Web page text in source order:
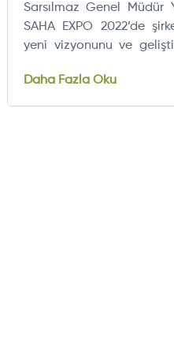
Sarsılmaz Genel Müdür
SAHA EXPO 2022’de
yeni vizyonunu ve
sistemi ile Atak
Daha Fazla Oku